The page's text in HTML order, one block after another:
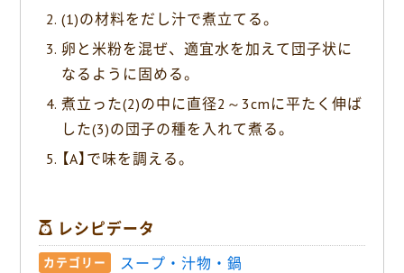
(1)の材料をだし汁で煮立てる。
卵と米粉を混ぜ、適宜水を加えて団子状に
なるように固める。
煮立った(2)の中に直径2～3cmに平たく伸ば
した(3)の団子の種を入れて煮る。
【A】で味を調える。
レシピデータ
カテゴリー スープ・汁物・鍋